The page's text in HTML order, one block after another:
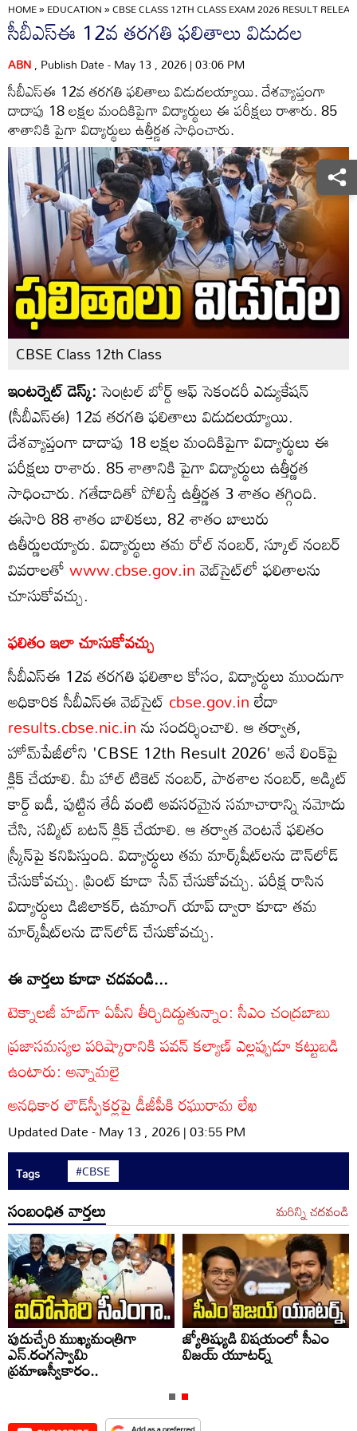
HOME»EDUCATION»CBSE CLASS 12TH CLASS EXAM 2026 RESULT
సీబీఎస్ఈ 12వ తరగతి ఫలితాలు విడుదల
ABN, Publish Date - May 13 , 2026 | 03:06 PM
సీబీఎస్‌ఈ 12వ తరగతి ఫలితాలు విడుదలయ్యాయి. దేశవ్యాప్తంగా
దాదాపు 18 లక్షల మందికిపైగా విద్యార్థులు ఈ పరీక్షలు రాశారు. 85
శాతానికి పైగా విద్యార్థులు ఉత్తీర్ణత సాధించారు.
CBSE Class 12th Class
ఇంటర్నెట్ డెస్క్:సెంట్రల్ బోర్డ్ ఆఫ్ సెకండరీ ఎడ్యుకేషన్
(సీబీఎస్‌ఈ) 12వ తరగతి ఫలితాలు విడుదలయ్యాయి.
దేశవ్యాప్తంగా దాదాపు 18 లక్షల మందికిపైగా విద్యార్థులు ఈ
పరీక్షలు రాశారు. 85 శాతానికి పైగా విద్యార్థులు ఉత్తీర్ణత
సాధించారు. గతేడాదితో పోలిస్తే ఉత్తీర్ణత 3 శాతం తగ్గింది.
ఈసారి 88 శాతం బాలికలు, 82 శాతం బాలురు
ఉతీర్ణులయ్యారు. విద్యార్థులు తమ రోల్ నంబర్, స్కూల్ నంబర్
వివరాలతోwww.cbse.gov.inవెబ్‌సైట్‌లో ఫలితాలను
చూసుకోవచ్చు.
ఫలితం ఇలా చూసుకోవచ్చు
సీబీఎస్ఈ 12వ తరగతి ఫలితాల కోసం, విద్యార్థులు ముందుగా
అధికారిక సీబీఎస్ఈ వెబ్‌సైట్ cbse.gov.inలేదా
results.cbse.nic.inను సందర్శించాలి. ఆ తర్వాత,
హోమ్‌పేజీలోని 'CBSE 12th Result 2026' అనే లింక్‌పై
క్లిక్ చేయాలి. మీ హాల్ టికెట్ నంబర్, పాఠశాల నంబర్, అడ్మిట్
కార్డ్ ఐడీ, పుట్టిన తేదీ వంటి అవసరమైన సమాచారాన్ని నమోదు
చేసి, సబ్మిట్ బటన్ క్లిక్ చేయాలి. ఆ తర్వాత వెంటనే ఫలితం
స్క్రీన్‌పై కనిపిస్తుంది. విద్యార్థులు తమ మార్క్‌షీట్‌లను డౌన్‌లోడ్
చేసుకోవచ్చు. ప్రింట్ కూడా సేవ్ చేసుకోవచ్చు. పరీక్ష రాసిన
విద్యార్ధులు డిజిలాకర్, ఉమాంగ్ యాప్ ద్వారా కూడా తమ
మార్క్‌షీట్‌లను డౌన్‌లోడ్ చేసుకోవచ్చు.
ఈ వార్తలు కూడా చదవండి...
టెక్నాలజీ హబ్‌గా ఏపీని తీర్చిదిద్దుతున్నాం: సీఎం చంద్రబాబు
ప్రజాసమస్యల పరిష్కారానికి పవన్ కల్యాణ్ ఎల్లప్పుడూ కట్టుబడి
ఉంటారు: అన్నామలై
అనధికార లౌడ్‌స్పీకర్లపై డీజీపీకి రఘురామ లేఖ
Updated Date - May 13 , 2026 | 03:55 PM
Tags #CBSE
సంబంధిత వార్తలు మరిన్ని చదవండి
పుదుచ్చేరి ముఖ్యమంత్రిగా
ఎన్.రంగస్వామి
ప్రమాణస్వీకారం..
జ్యోతిష్యుడి విషయంలో సీఎం
విజయ్ యూటర్న్